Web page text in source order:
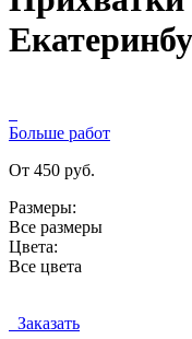
Больше работ
От 450 руб.
Размеры:
Все размеры
Цвета:
Все цвета
Заказать